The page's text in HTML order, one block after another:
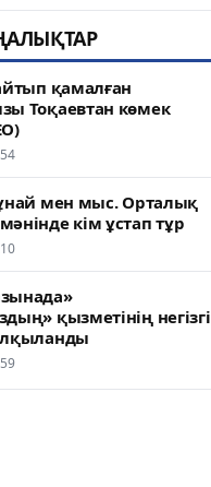
қамалған
Тоқаевтан көмек
мен мыс. Орталық
кім ұстап тұр
қызметінің негізгі